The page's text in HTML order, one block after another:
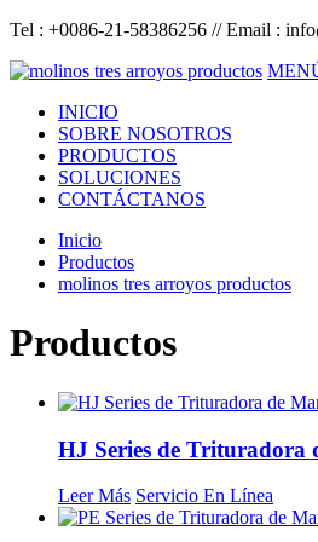
Tel : +0086-21-58386256 // Email :
INICIO
SOBRE NOSOTROS
PRODUCTOS
SOLUCIONES
CONTÁCTANOS
Inicio
Productos
molinos tres arroyos productos
Productos
HJ Series de Trituradora
Leer Más Servicio En Línea